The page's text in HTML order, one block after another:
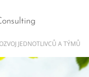
JEDNOTLIVCŮ A TÝMŮ